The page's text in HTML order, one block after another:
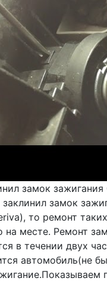
замок
замок
то ремонт
месте. Ремонт
в течении двух
автомобиль(не